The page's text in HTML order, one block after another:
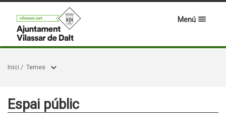
Menú
Inici / Temes
Espai públic